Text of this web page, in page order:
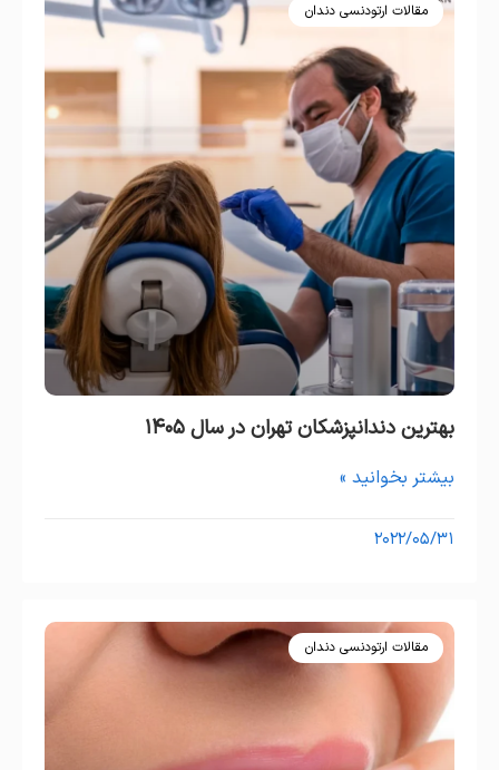
مقالات ارتودنسی دندان
بهترین دندانپزشکان تهران در سال ۱۴۰۵
بیشتر بخوانید »
۲۰۲۲/۰۵/۳۱
مقالات ارتودنسی دندان